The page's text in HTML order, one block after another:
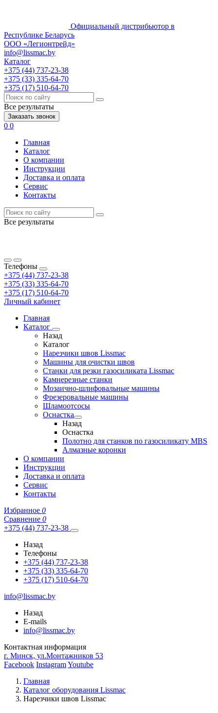
Официальный дистрибьютор в
Республике Беларусь
ООО «Легионтрейд»
info@lissmac.by
Каталог
+375 (44) 737-23-38
+375 (33) 335-64-70
+375 (17) 510-64-70
Все результаты
Заказать звонок
0 0
Главная
Каталог
О компании
Инструкции
Доставка и оплата
Сервис
Контакты
Все результаты
Телефоны
+375 (44) 737-23-38
+375 (33) 335-64-70
+375 (17) 510-64-70
Личный кабинет
Главная
Каталог
Назад
Каталог
Нарезчики швов Lissmac
Машины для очистки швов
Станки для резки газосиликата Lissmac
Камнерезные станки
Мозаично-шлифовальные машины
Фрезеровальные машины
Шламоотсосы
Оснастка
Назад
Оснастка
Полотно для станков по газосиликату MBS
Алмазные коронки
О компании
Инструкции
Доставка и оплата
Сервис
Контакты
Избранное 0
Сравнение 0
+375 (44) 737-23-38
Назад
Телефоны
+375 (44) 737-23-38
+375 (33) 335-64-70
+375 (17) 510-64-70
info@lissmac.by
Назад
E-mails
info@lissmac.by
Контактная информация
г. Минск, ул.Монтажников 53
Facebook InstagramYoutube
Главная
Каталог оборудования Lissmac
Нарезчики швов Lissmac